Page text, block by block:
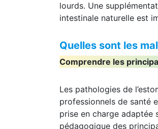
lourds. Une
intestinale naturelle est
Quelles sont les
Comprendre les
Les pathologies de
professionnels de santé
prise en charge adaptée
pédagogique des